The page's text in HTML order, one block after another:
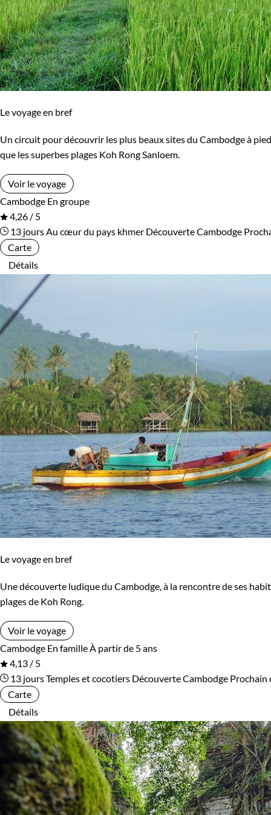
Le voyage en bref
Un circuit pour découvrir les plus beaux sites du Cambodge à
que les superbes plages Koh Rong Sanloem.
Voir le voyage
Cambodge En groupe
4,26 / 5
13 joursAu cœur du pays khmer Découverte Cambodge
Carte
Détails
Le voyage en bref
Une découverte ludique du Cambodge, à la rencontre de ses
plages de Koh Rong.
Voir le voyage
Cambodge En familleÀ partir de 5 ans
4,13 / 5
13 joursTemples et cocotiers Découverte Cambodge Prochain
Carte
Détails